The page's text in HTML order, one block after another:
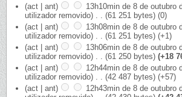
(act | ant)
13h10min de 8 de outubro
utilizador removido)
(61 251 bytes) (0)
(act | ant)
13h08min de 8 de outubro
utilizador removido)
(61 251 bytes) (+1)
(act | ant)
13h06min de 8 de outubro
utilizador removido)
(61 250 bytes) (+18
(act | ant)
12h44min de 8 de outubro
utilizador removido)
(42 487 bytes) (+57)
(act | ant)
12h43min de 8 de outubro